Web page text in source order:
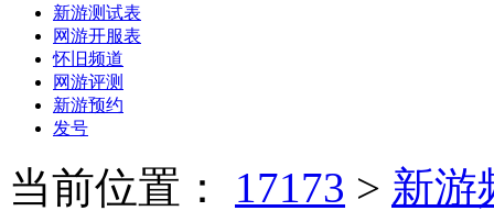
新游测试表
网游开服表
怀旧频道
网游评测
新游预约
发号
当前位置： 17173 > 新游